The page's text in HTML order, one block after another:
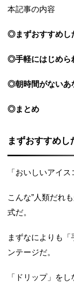
本記事の内容
◎まずおすすめし
◎手軽にはじめら
◎朝時間がないあ
◎まとめ
まずおすすめし
「おいしいアイ
こんな”人類だれ
式だ。
まずなによりも
ンテージだ。
「ドリップ」を